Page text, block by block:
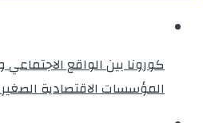
كورونا بين الواقع الاجتماعي
المؤسسات الاقتصادية